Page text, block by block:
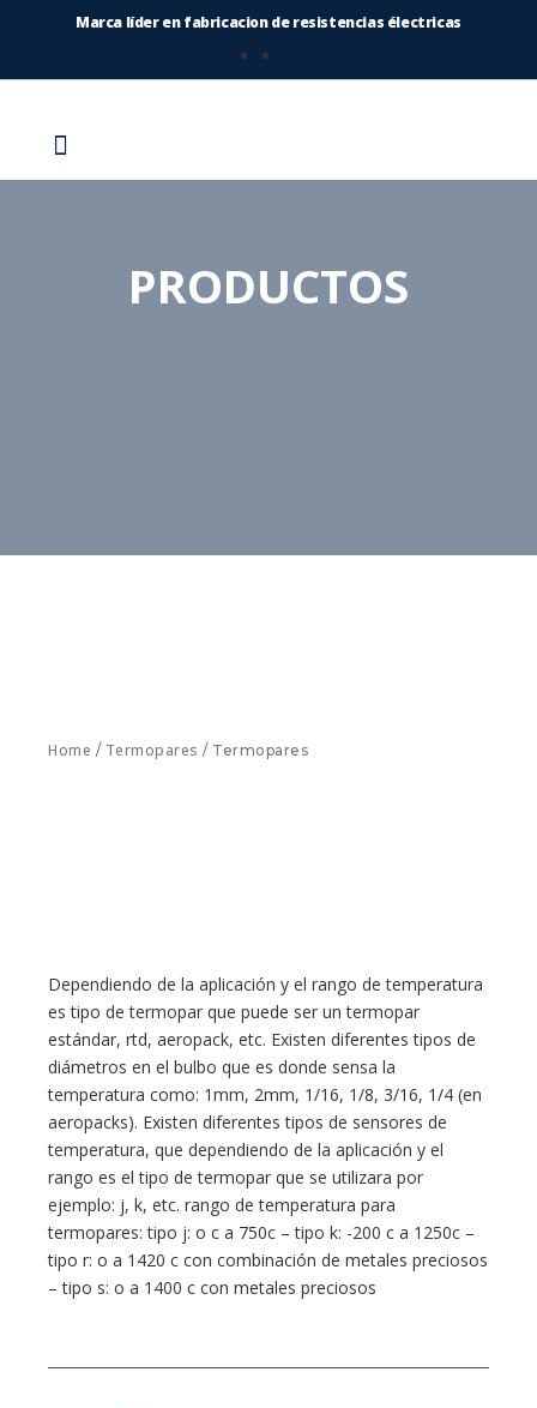
Marca líder en fabricacion de resistencias électricas
PRODUCTOS
Home / Termopares / Termopares
Dependiendo de la aplicación y el rango de temperatura
es tipo de termopar que puede ser un termopar
estándar, rtd, aeropack, etc. Existen diferentes tipos de
diámetros en el bulbo que es donde sensa la
temperatura como: 1mm, 2mm, 1/16, 1/8, 3/16, 1/4 (en
aeropacks). Existen diferentes tipos de sensores de
temperatura, que dependiendo de la aplicación y el
rango es el tipo de termopar que se utilizara por
ejemplo: j, k, etc. rango de temperatura para
termopares: tipo j: o c a 750c – tipo k: -200 c a 1250c –
tipo r: o a 1420 c con combinación de metales preciosos
– tipo s: o a 1400 c con metales preciosos